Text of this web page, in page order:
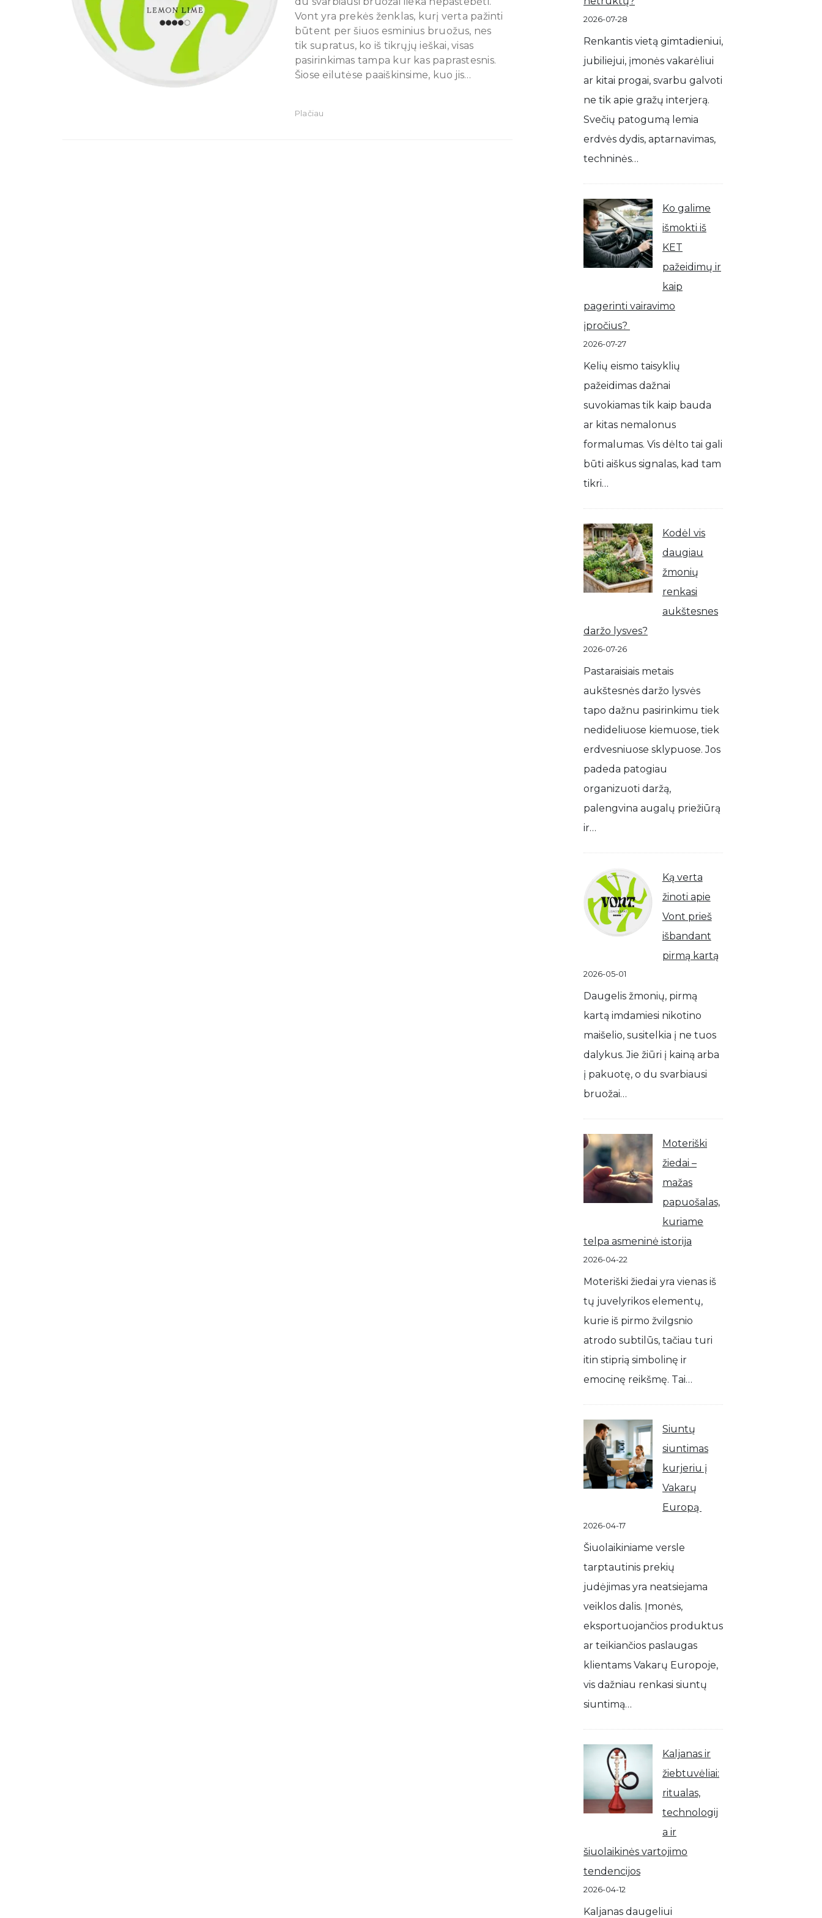
Vont yra prekės ženklas, kurį verta pažinti
būtent per šiuos esminius bruožus, nes
tik supratus, ko iš tikrųjų ieškai, visas
pasirinkimas tampa kur kas paprastesnis.
Šiose eilutėse paaiškinsime, kuo jis…
Plačiau
2026-07-28
Renkantis vietą gimtadieniui,
jubiliejui, įmonės vakarėliui
ar kitai progai, svarbu galvoti
ne tik apie gražų interjerą.
Svečių patogumą lemia
erdvės dydis, aptarnavimas,
techninės…
Ko galime
išmokti iš
KET
pažeidimų ir
kaip
pagerinti vairavimo
įpročius?
2026-07-27
Kelių eismo taisyklių
pažeidimas dažnai
suvokiamas tik kaip bauda
ar kitas nemalonus
formalumas. Vis dėlto tai gali
būti aiškus signalas, kad tam
tikri…
Kodėl vis
daugiau
žmonių
renkasi
aukštesnes
daržo lysves?
2026-07-26
Pastaraisiais metais
aukštesnės daržo lysvės
tapo dažnu pasirinkimu tiek
nedideliuose kiemuose, tiek
erdvesniuose sklypuose. Jos
padeda patogiau
organizuoti daržą,
palengvina augalų priežiūrą
ir…
Ką verta
žinoti apie
Vont prieš
išbandant
pirmą kartą
2026-05-01
Daugelis žmonių, pirmą
kartą imdamiesi nikotino
maišelio, susitelkia į ne tuos
dalykus. Jie žiūri į kainą arba
į pakuotę, o du svarbiausi
bruožai…
Moteriški
žiedai –
mažas
papuošalas,
kuriame
telpa asmeninė istorija
2026-04-22
Moteriški žiedai yra vienas iš
tų juvelyrikos elementų,
kurie iš pirmo žvilgsnio
atrodo subtilūs, tačiau turi
itin stiprią simbolinę ir
emocinę reikšmę. Tai…
Siuntų
siuntimas
kurjeriu į
Vakarų
Europą
2026-04-17
Šiuolaikiniame versle
tarptautinis prekių
judėjimas yra neatsiejama
veiklos dalis. Įmonės,
eksportuojančios produktus
ar teikiančios paslaugas
klientams Vakarų Europoje,
vis dažniau renkasi siuntų
siuntimą…
Kaljanas ir
žiebtuvėliai:
ritualas,
technologij
a ir
šiuolaikinės vartojimo
tendencijos
2026-04-12
Kaljanas daugeliui